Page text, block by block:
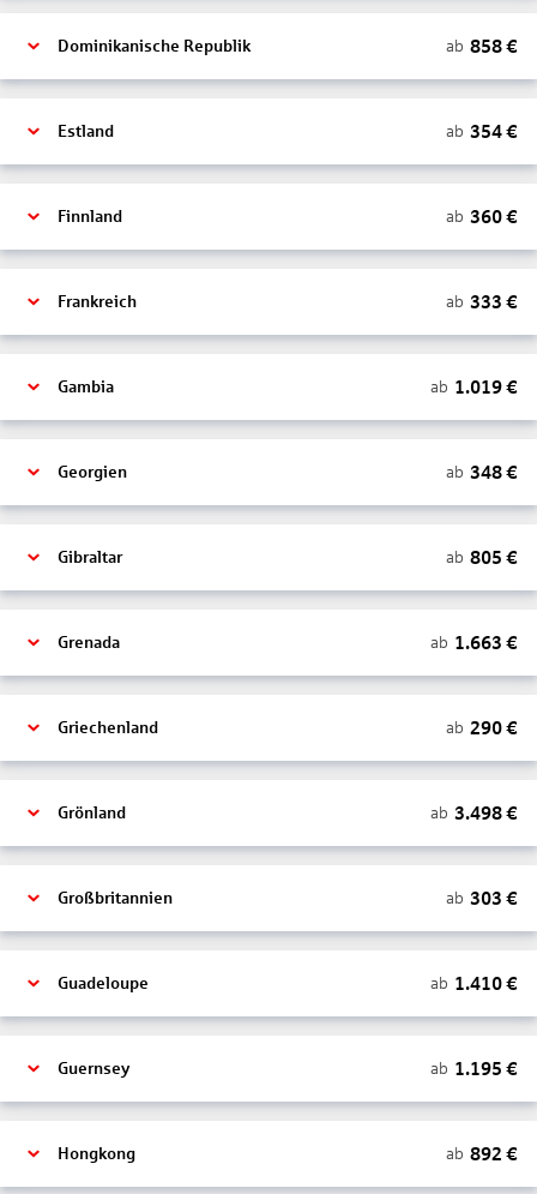
Dominikanische Republik ab 858€
Estland ab 354€
Finnland ab 360€
Frankreich ab 333 €
Gambia ab 1.019€
Georgien ab 348€
Gibraltar ab 805 €
Grenada ab 1.663 €
Griechenland ab 290€
Grönland ab 3.498€
Großbritannien ab 303 €
Guadeloupe ab 1.410€
Guernsey ab 1.195 €
Hongkong ab 892 €